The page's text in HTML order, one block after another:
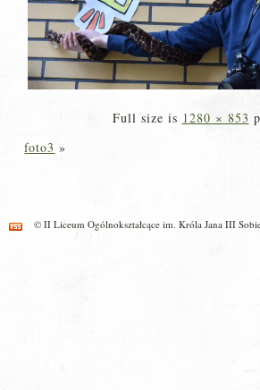
Full size is 1280 × 853
foto3 »
© II Liceum Ogólnokształcące im. Króla Jana III